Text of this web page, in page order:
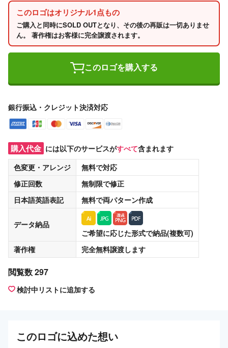
このロゴはオリジナル1点もの
ご購入と同時にSOLD OUTとなり、その後の再販は一切ありませ
ん。 著作権はお客様に完全譲渡されます。
このロゴを購入する
銀行振込・クレジット決済対応
購入代金 には以下のサービスがすべて含まれます
色変更・アレンジ
無料で対応
修正回数
無制限で修正
日本語英語表記
無料で両パターン作成
データ納品
ご希望に応じた形式で納品(複数可)
著作権
完全無料譲渡します
閲覧数 297
検討中リストに追加する
このロゴに込めた想い